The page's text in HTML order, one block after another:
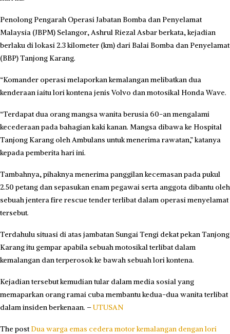
Penolong Pengarah Operasi Jabatan Bomba dan Penyelamat
Malaysia (JBPM) Selangor, Ashrul Riezal Asbar berkata, kejadian
berlaku di lokasi 2.3 kilometer (km) dari Balai Bomba dan Penyelamat
(BBP) Tanjong Karang.
“Komander operasi melaporkan kemalangan melibatkan dua
kenderaan iaitu lori kontena jenis Volvo dan motosikal Honda Wave.
“Terdapat dua orang mangsa wanita berusia 60-an mengalami
kecederaan pada bahagian kaki kanan. Mangsa dibawa ke Hospital
Tanjong Karang oleh Ambulans untuk menerima rawatan,” katanya
kepada pemberita hari ini.
Tambahnya, pihaknya menerima panggilan kecemasan pada pukul
2.50 petang dan sepasukan enam pegawai serta anggota dibantu oleh
sebuah jentera fire rescue tender terlibat dalam operasi menyelamat
tersebut.
Terdahulu situasi di atas jambatan Sungai Tengi dekat pekan Tanjong
Karang itu gempar apabila sebuah motosikal terlibat dalam
kemalangan dan terperosok ke bawah sebuah lori kontena.
Kejadian tersebut kemudian tular dalam media sosial yang
memaparkan orang ramai cuba membantu kedua-dua wanita terlibat
dalam insiden berkenaan. –UTUSAN
The post Dua warga emas cedera motor kemalangan dengan lori